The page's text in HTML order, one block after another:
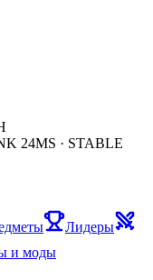
24MS · STABLE
Лидеры
и моды